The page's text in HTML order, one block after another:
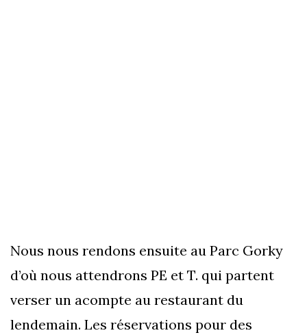
Nous nous rendons ensuite au Parc Gorky
d’où nous attendrons PE et T. qui partent
verser un acompte au restaurant du
lendemain. Les réservations pour des